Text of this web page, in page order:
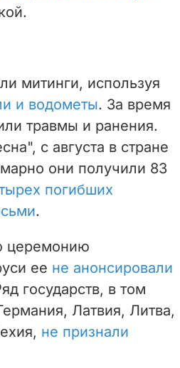
митинги, используя
и водометы. За время
травмы и ранения.
с августа в стране
они получили 83
погибших
.
церемонию
ее не анонсировали
государств, в том
Латвия, Литва,
не признали